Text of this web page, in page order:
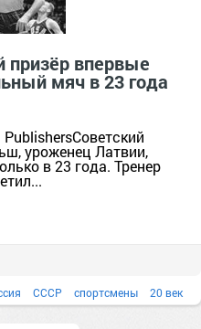
призёр впервые
мяч в 23 года
уроженец Латвии,
в 23 года. Тренер
СССР спортсмены 20 век